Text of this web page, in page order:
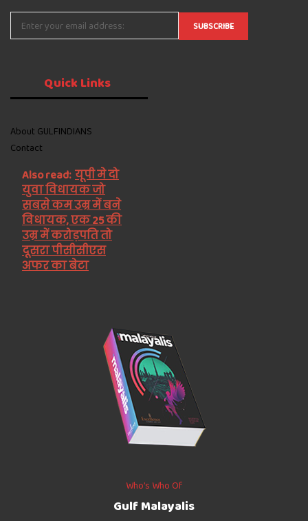
QuickLinks
About GULFINDIANS
Contact
Also read: यूपी मे दो
युवा विधायक जो
सबसे कम उम्र में बने
विधायक, एक 25 की
उम्र में करोड़पति तो
दूसरा पीसीसीएस
अफर का बेटा
Who’s Who Of
Gulf Malayalis